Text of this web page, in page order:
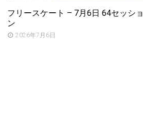
フリースケート – 7月6日 64セッショ
ン
2026年7月6日